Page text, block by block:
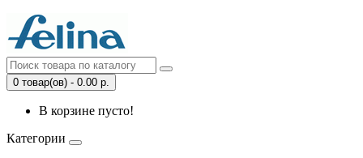
0 товар(ов) - 0.00 р.
В корзине пусто!
Категории